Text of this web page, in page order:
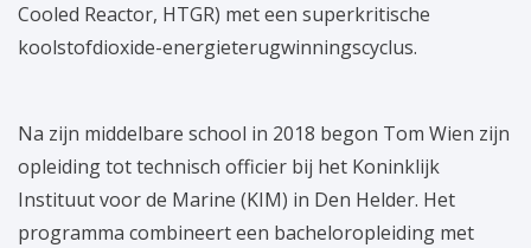
Cooled Reactor, HTGR) met een superkritische
koolstofdioxide-energieterugwinningscyclus.
Na zijn middelbare school in 2018 begon Tom Wien zijn
opleiding tot technisch officier bij het Koninklijk
Instituut voor de Marine (KIM) in Den Helder. Het
programma combineert een bacheloropleiding met